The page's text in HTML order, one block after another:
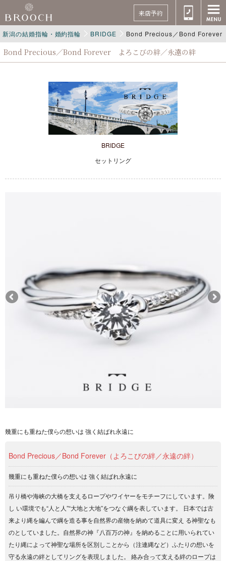
来店予約
新潟の結婚指輪・婚約指輪 BRIDGE Bond Precious／Bond Forever
Bond Precious／Bond Forever よろこびの絆／永遠の絆
BRIDGE
セットリング
幾重にも重ねた僕らの想いは 強く結ばれ永遠に
Bond Precious／Bond Forever（よろこびの絆／永遠の絆）
幾重にも重ねた僕らの想いは 強く結ばれ永遠に
吊り橋や海峡の大橋を支えるロープやワイヤーをモチーフにしています。険
し い環境でも“人と人”“大地と大地”をつなぐ綱を表しています。 日本では古
来より縄を編んで綱を造る事を自然界の産物を納めて道具に変え る神聖なも
のとしていました。自然界の神『八百万の神』を納めることに用いられてい
たり縄によって神聖な場所を区別しことから（注連縄など）ふたりの想いを
守る永遠の絆としてリングを表現しました。 絡み合って支える絆のロープは